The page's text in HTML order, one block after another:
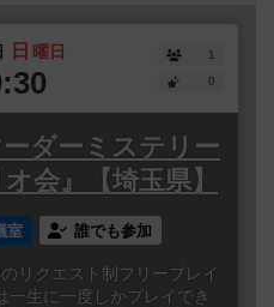
日 曜日
1
0
ーダーミステリー
会』【埼玉県】
室 誰でも参加
リクエスト制フリープレイ
一生に一度しかプレイでき